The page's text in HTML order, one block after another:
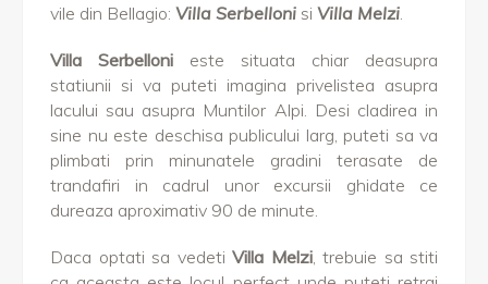
vile din Bellagio: Villa Serbelloni si Villa Melzi
Villa Serbelloni este situata chiar deasupra
statiunii si va puteti imagina privelistea asupra
lacului sau asupra Muntilor Alpi. Desi cladirea in
sine nu este deschisa publicului larg, puteti sa va
plimbati prin minunatele gradini terasate de
trandafiri in cadrul unor excursii ghidate ce
dureaza aproximativ 90 de minute.
Daca optati sa vedeti Villa Melzi, trebuie sa stiti